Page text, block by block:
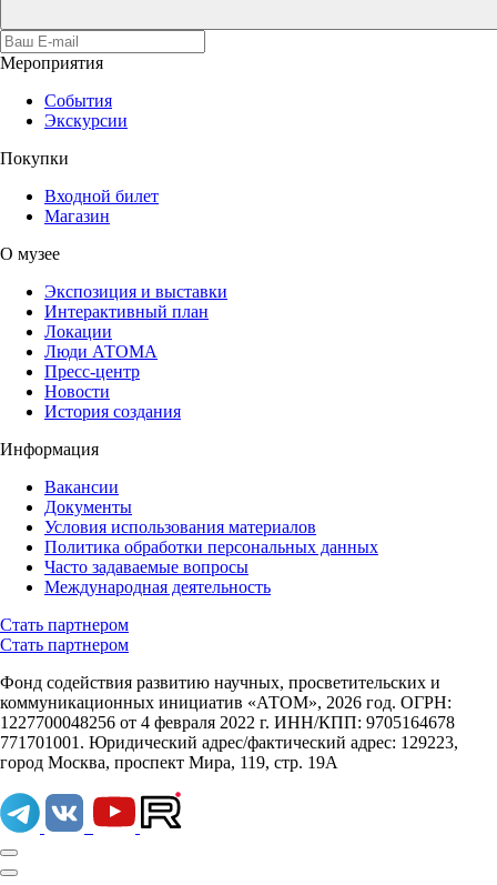
Мероприятия
События
Экскурсии
Покупки
Входной билет
Магазин
О музее
Экспозиция и выставки
Интерактивный план
Локации
Люди АТОМА
Пресс-центр
Новости
История создания
Информация
Вакансии
Документы
Условия использования материалов
Политика обработки персональных данных
Часто задаваемые вопросы
Международная деятельность
Стать партнером
Стать партнером
Фонд содействия развитию научных, просветительских и
коммуникационных инициатив «АТОМ», 2026 год. ОГРН:
1227700048256 от 4 февраля 2022 г. ИНН/КПП: 9705164678
771701001. Юридический адрес/фактический адрес: 129223,
город Москва, проспект Мира, 119, стр. 19А